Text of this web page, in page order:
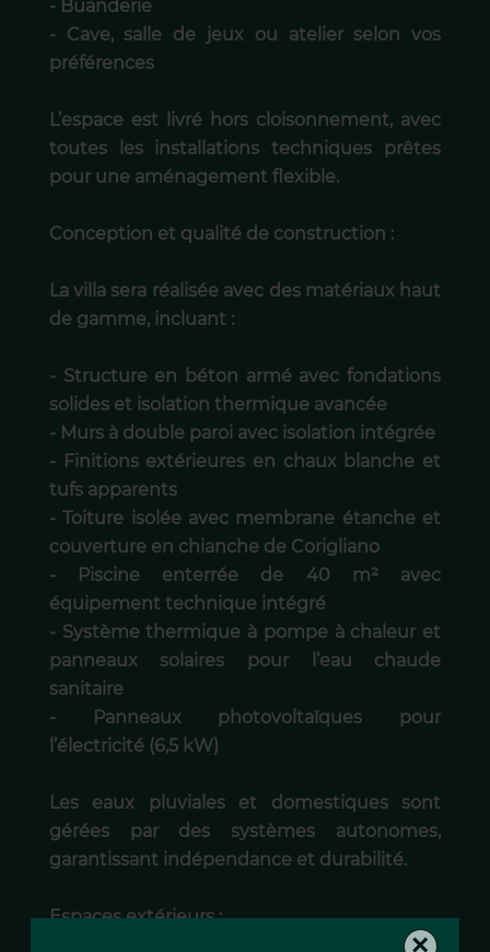
- Buanderie
- Cave, salle de jeux ou atelier selon vos
préférences
L’espace est livré hors cloisonnement, avec
toutes les installations techniques prêtes
pour une aménagement flexible.
Conception et qualité de construction :
La villa sera réalisée avec des matériaux haut
de gamme, incluant :
- Structure en béton armé avec fondations
solides et isolation thermique avancée
- Murs à double paroi avec isolation intégrée
- Finitions extérieures en chaux blanche et
tufs apparents
- Toiture isolée avec membrane étanche et
couverture en chianche de Corigliano
- Piscine enterrée de 40 m² avec
équipement technique intégré
- Système thermique à pompe à chaleur et
panneaux solaires pour l’eau chaude
sanitaire
- Panneaux photovoltaïques pour
l’électricité (6,5 kW)
Les eaux pluviales et domestiques sont
gérées par des systèmes autonomes,
garantissant indépendance et durabilité.
Espaces extérieurs :